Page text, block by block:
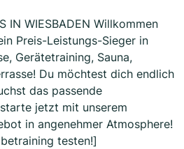
IN WIESBADEN Willkommen
Preis-Leistungs-Sieger in
Gerätetraining, Sauna,
Du möchtest dich endlich
das passende
jetzt mit unserem
in angenehmer Atmosphere!
testen!]